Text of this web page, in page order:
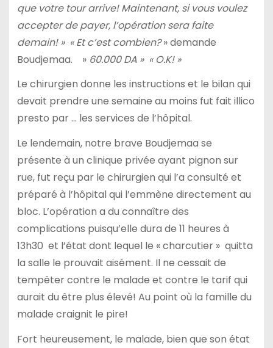
que votre tour arrive! Maintenant, si vous voulez
accepter de payer, l’opération sera faite
demain! » « Et c’est combien?» demande
Boudjemaa. » 60.000 DA » « O.K! »
Le chirurgien donne les instructions et le bilan qui
devait prendre une semaine au moins fut fait illico
presto par … les services de l’hôpital.
Le lendemain, notre brave Boudjemaa se
présente à un clinique privée ayant pignon sur
rue, fut reçu par le chirurgien qui l’a consulté et
préparé à l’hôpital qui l’emmène directement au
bloc. L’opération a du connaître des
complications puisqu’elle dura de 11 heures à
13h30 et l’état dont lequel le « charcutier » quitta
la salle le prouvait aisément. Il ne cessait de
tempêter contre le malade et contre le tarif qui
aurait du être plus élevé! Au point où la famille du
malade craignit le pire!
Fort heureusement, le malade, bien que son état